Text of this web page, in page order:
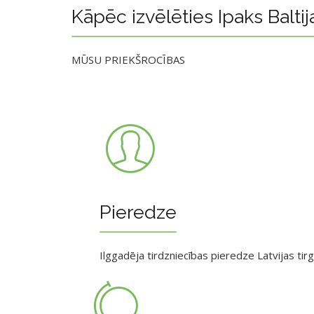
Kāpēc izvēlēties Ipaks
MŪSU PRIEKŠROCĪBAS
Pieredze
Ilggadēja tirdzniecības pieredze Latvijas